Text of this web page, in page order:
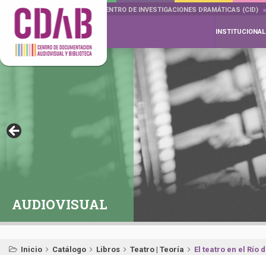
DOCUMENTA DRAMÁTICAS CENTRO DE INVESTIGACIONES DRAMÁTICAS (CID)
INSTITUCIONAL
AUDIOVISUAL
Inicio Catálogo Libros Teatro | Teoría El teatro en el Río